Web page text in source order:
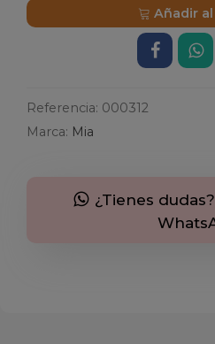
Añadir
Referencia: 000312
Marca: Mia
¿Tienes